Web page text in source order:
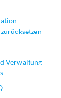
Verwaltung